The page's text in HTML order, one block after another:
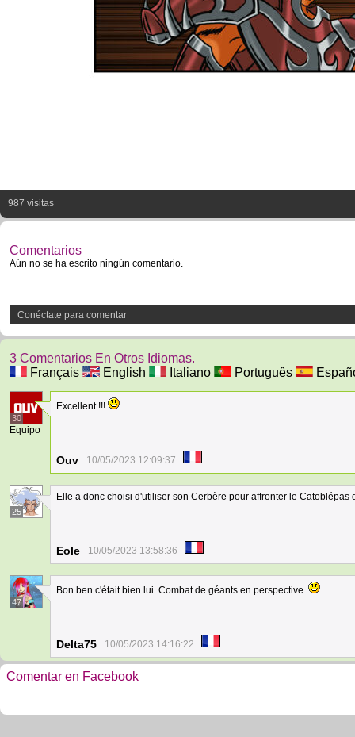
987 visitas
Comentarios
Aún no se ha escrito ningún comentario.
Conéctate para comentar
3 Comentarios En Otros Idiomas.
Français
English Italiano Português
30
Equipo
Excellent !!!
Ouv 10/05/2023 12:09:37
25
Elle a donc choisi d'utiliser son Cerbère pour affronter le Catoblépas
Eole 10/05/2023 13:58:36
47
Bon ben c'était bien lui. Combat de géants en perspective.
Delta75 10/05/2023 14:16:22
Comentar en Facebook